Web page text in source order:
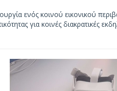
ενός κοινού εικονικού
για κοινές διακρατικές